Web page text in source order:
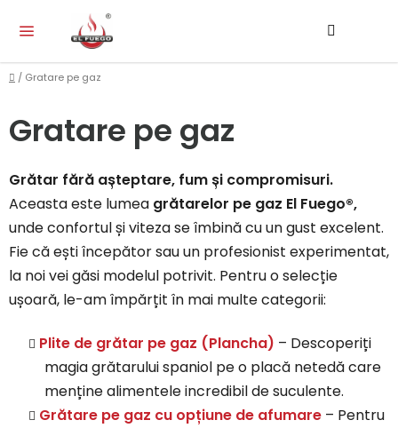
Acasă
/ Gratare pe gaz
Gratare pe gaz
Grătar fără așteptare, fum și compromisuri.
Aceasta este lumea grătarelor pe gaz El Fuego®,
unde confortul și viteza se îmbină cu un gust excelent.
Fie că ești începător sau un profesionist experimentat,
la noi vei găsi modelul potrivit. Pentru o selecție
ușoară, le-am împărțit în mai multe categorii:
Plite de grătar pe gaz (Plancha) – Descoperiți
magia grătarului spaniol pe o placă netedă care
menține alimentele incredibil de suculente.
Grătare pe gaz cu opțiune de afumare – Pentru